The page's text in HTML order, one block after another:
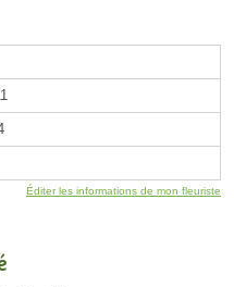
Éditer les informations de mon fleuriste